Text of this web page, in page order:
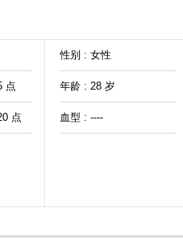
点
点
性别 : 女性
年龄 : 28 岁
血型 : ----